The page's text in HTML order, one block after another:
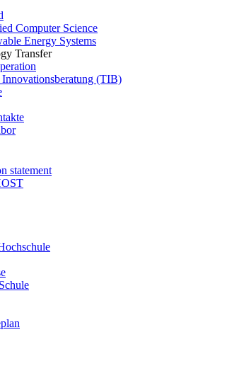
Computer Science
Energy Systems
Transfer
(TIB)
statement